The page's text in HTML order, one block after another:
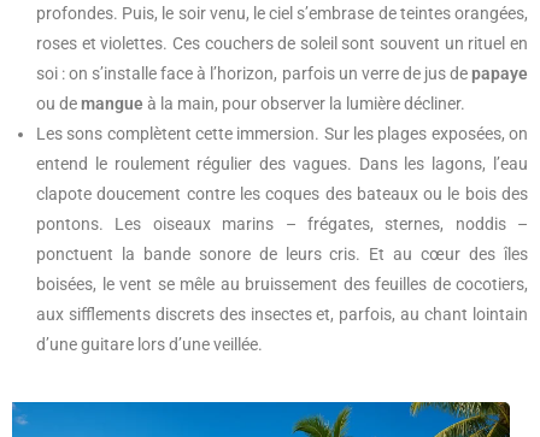
profondes. Puis, le soir venu, le ciel s’embrase de teintes orangées,
roses et violettes. Ces couchers de soleil sont souvent un rituel en
soi : on s’installe face à l’horizon, parfois un verre de jus depapaye
ou demangue à la main, pour observer la lumière décliner.
Les sons complètent cette immersion. Sur les plages exposées, on
entend le roulement régulier des vagues. Dans les lagons, l’eau
clapote doucement contre les coques des bateaux ou le bois des
pontons. Les oiseaux marins – frégates, sternes, noddis –
ponctuent la bande sonore de leurs cris. Et au cœur des îles
boisées, le vent se mêle au bruissement des feuilles de cocotiers,
aux sifflements discrets des insectes et, parfois, au chant lointain
d’une guitare lors d’une veillée.